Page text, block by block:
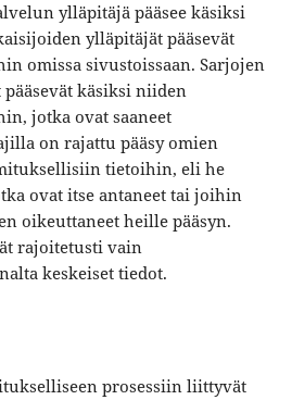
ylläpitäjä pääsee käsiksi
ylläpitäjät pääsevät
omissa sivustoissaan. Sarjojen
käsiksi niiden
jotka ovat saaneet
on rajattu pääsy omien
tietoihin, eli he
ovat itse antaneet tai joihin
oikeuttaneet heille pääsyn.
rajoitetusti vain
keskeiset tiedot.
prosessiin liittyvät